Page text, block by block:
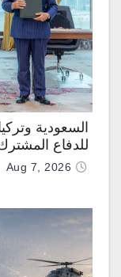
السعودية
للدفاع
Aug 7, 2026